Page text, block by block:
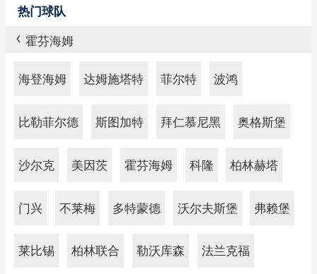
热门球队
> 霍芬海姆
海登海姆 达姆施塔特 菲尔特 波鸿
比勒菲尔德 斯图加特 拜仁慕尼黑 奥格斯堡
沙尔克 美因茨 霍芬海姆 科隆 柏林赫塔
门兴 不莱梅 多特蒙德 沃尔夫斯堡 弗赖堡
莱比锡 柏林联合 勒沃库森 法兰克福